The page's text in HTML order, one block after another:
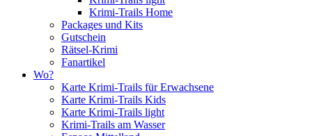
Krimi-Trails Home
Packages und Kits
Gutschein
Rätsel-Krimi
Fanartikel
Wo?
Karte Krimi-Trails für Erwachsene
Karte Krimi-Trails Kids
Karte Krimi-Trails light
Krimi-Trails am Wasser